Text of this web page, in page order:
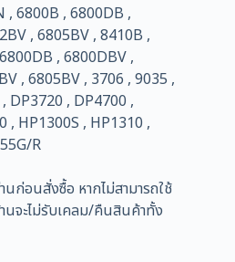
, 6800B , 6800DB ,
, 6805BV , 8410B ,
, 6800DBV ,
, 6805BV , 3706 , 9035 ,
DP3720 , DP4700 ,
, HP1300S , HP1310 ,
R
ก่อนสั่งซื้อ หากไม่สามารถใช้
นจะไม่รับเคลม/คืนสินค้าทั้ง